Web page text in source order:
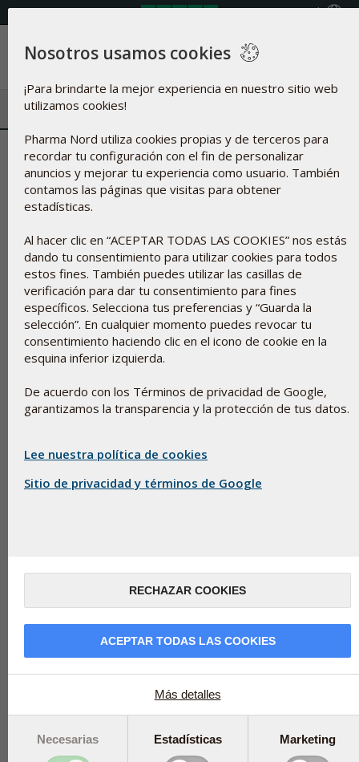
Menú
Recibe60puntos de
PHARMA NORD
UTILICE SUS PUNTOS PARA
CANJEAR POR PRODUCTOS
PointShop Login
Nosotros usamos cookies
¡Para brindarte la mejor experiencia en nuestro sitio web
utilizamos cookies!
Pharma Nord utiliza cookies propias y de terceros para
recordar tu configuración con el fin de personalizar
anuncios y mejorar tu experiencia como usuario. También
contamos las páginas que visitas para obtener
estadísticas.
Al hacer clic en “ACEPTAR TODAS LAS COOKIES” nos estás
dando tu consentimiento para utilizar cookies para todos
estos fines. También puedes utilizar las casillas de
verificación para dar tu consentimiento para fines
específicos. Selecciona tus preferencias y “Guarda la
selección”. En cualquier momento puedes revocar tu
consentimiento haciendo clic en el icono de cookie en la
esquina inferior izquierda.
De acuerdo con los Términos de privacidad de Google,
garantizamos la transparencia y la protección de tus datos.
Lee nuestra política de cookies
Sitio de privacidad y términos de Google
RECHAZAR COOKIES
ACEPTAR TODAS LAS COOKIES
Más detalles
Necesarias Estadísticas Marketing